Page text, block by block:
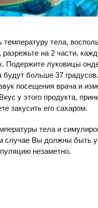
температуру тела,
разрежьте на 2 части,
луковицы
будут больше 37
посещения врача и
у этого продукта,
закусить его сахаром.
тела и
случае Вы должны быть
незаметно.